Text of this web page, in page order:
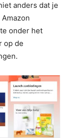
anders dat je
onder het
op de